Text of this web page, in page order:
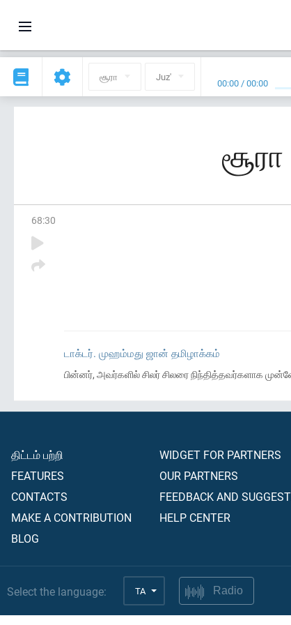
சூரா Juz' 00:00 /00:00
68:30
டாக்டர். முஹம்மது ஜான் தமிழாக்கம்
பின்னர், அவர்களில் சிலர் சிலரை நிந்தித்தவர்களாக
திட்டம் பற்றி
FEATURES
CONTACTS
MAKE A CONTRIBUTION
BLOG
WIDGET FOR PARTNERS
OUR PARTNERS
FEEDBACK AND
HELP CENTER
Select the language: TA Radio